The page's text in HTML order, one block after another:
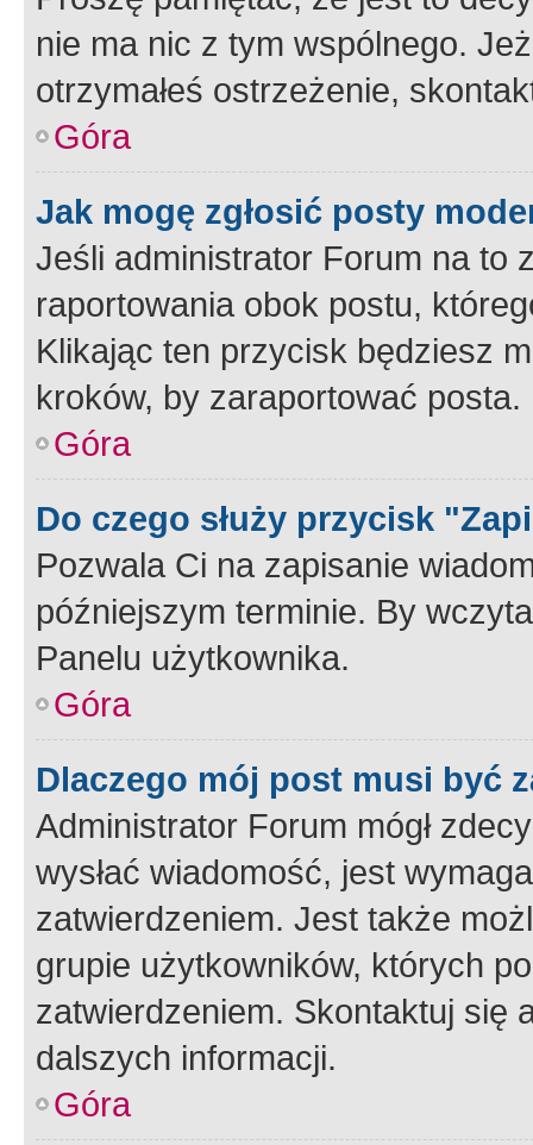
nie ma nic z tym wspólnego.
otrzymałeś ostrzeżenie,
Góra
Jak mogę zgłosić posty
Jeśli administrator Forum na to
raportowania obok postu,
Klikając ten przycisk będziesz
kroków, by zaraportować posta.
Góra
Do czego służy przycisk
Pozwala Ci na zapisanie
późniejszym terminie. By
Panelu użytkownika.
Góra
Dlaczego mój post musi być
Administrator Forum mógł
wysłać wiadomość, jest
zatwierdzeniem. Jest także
grupie użytkowników, których
zatwierdzeniem. Skontaktuj się
dalszych informacji.
Góra